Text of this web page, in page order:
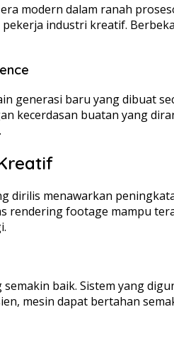
modern dalam ranah
industri kreatif.
generasi baru yang dibuat
kecerdasan buatan yang
menawarkan
footage mampu
baik. Sistem yang
mesin dapat bertahan